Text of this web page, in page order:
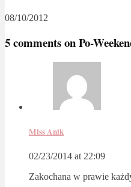
08/10/2012
5 comments onPo-
Miss Anik
02/23/2014 at 22:09
Zakochana w prawie